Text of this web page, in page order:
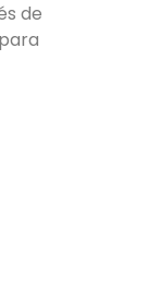
de